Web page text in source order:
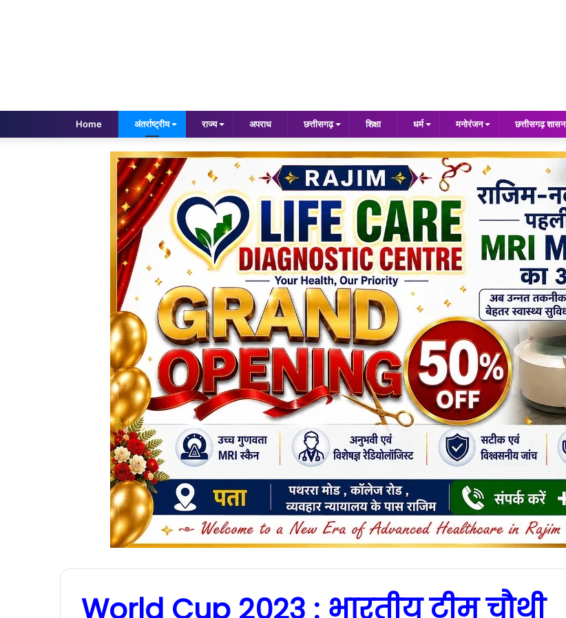
Home अंतर्राष्ट्रीय राज्य अपराध छत्तीसगढ़ शिक्षा धर्म मनोरंजन छत्तीसगढ़ शासन
World Cup 2023 : भारतीय टीम चौथी